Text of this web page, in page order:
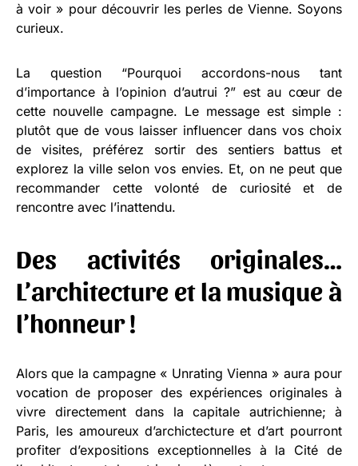
à voir » pour découvrir les perles de Vienne. Soyons
curieux.
La question “Pourquoi accordons-nous tant
d’importance à l’opinion d’autrui ?” est au cœur de
cette nouvelle campagne. Le message est simple :
plutôt que de vous laisser influencer dans vos choix
de visites, préférez sortir des sentiers battus et
explorez la ville selon vos envies. Et, on ne peut que
recommander cette volonté de curiosité et de
rencontre avec l’inattendu.
Des activités originales…
L’architecture et la musique à
l’honneur !
Alors que la campagne « Unrating Vienna » aura pour
vocation de proposer des expériences originales à
vivre directement dans la capitale autrichienne; à
Paris, les amoureux d’archictecture et d’art pourront
profiter d’expositions exceptionnelles à la Cité de